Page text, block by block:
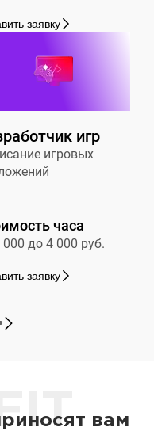
заявку
игр
игровых
часа
000 до 4 000 руб.
заявку
вам